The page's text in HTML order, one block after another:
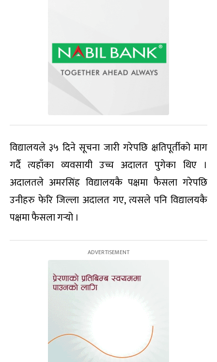
विद्यालयले ३५ दिने सूचना जारी गरेपछि क्षतिपूर्तीको माग
गर्दै त्यहाँका व्यवसायी उच्च अदालत पुगेका थिए ।
अदालतले अमरसिंह विद्यालयकै पक्षमा फैसला गरेपछि
उनीहरु फेरि जिल्ला अदालत गए, त्यसले पनि विद्यालयकै
पक्षमा फैसला गर्‍यो ।